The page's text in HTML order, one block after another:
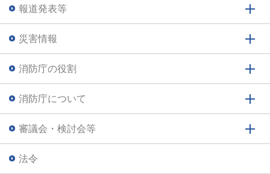
報道発表等
災害情報
消防庁の役割
消防庁について
審議会・検討会等
法令